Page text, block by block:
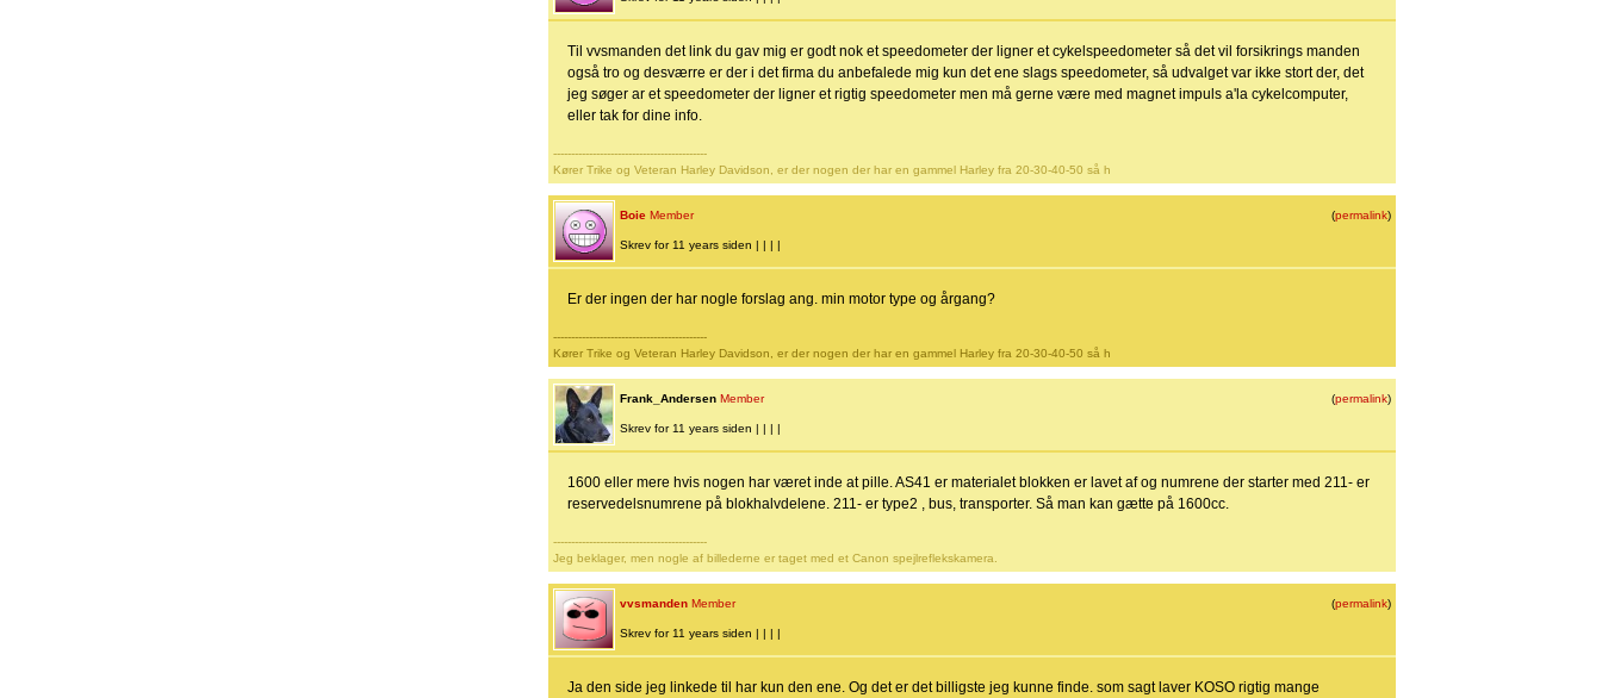
Til vvsmanden det link du gav mig er godt nok et speedometer der ligner et cykelspeedometer så det vil forsikrings manden
også tro og desværre er der i det firma du anbefalede mig kun det ene slags speedometer, så udvalget var ikke stort der, det
jeg søger ar et speedometer der ligner et rigtig speedometer men må gerne være med magnet impuls a'la cykelcomputer,
eller tak for dine info.
-------------------------------------------
Kører Trike og Veteran Harley Davidson, er der nogen der har en gammel Harley fra 20-30-40-50 så h
(permalink)
Boie Member
Skrev for 11 years siden | | | |
Er der ingen der har nogle forslag ang. min motor type og årgang?
-------------------------------------------
Kører Trike og Veteran Harley Davidson, er der nogen der har en gammel Harley fra 20-30-40-50 så h
(permalink)
Frank_Andersen Member
Skrev for 11 years siden | | | |
1600 eller mere hvis nogen har været inde at pille. AS41 er materialet blokken er lavet af og numrene der starter med 211- er
reservedelsnumrene på blokhalvdelene. 211- er type2 , bus, transporter. Så man kan gætte på 1600cc.
-------------------------------------------
Jeg beklager, men nogle af billederne er taget med et Canon spejlreflekskamera.
(permalink)
vvsmanden Member
Skrev for 11 years siden | | | |
Ja den side jeg linkede til har kun den ene. Og det er det billigste jeg kunne finde. som sagt laver KOSO rigtig mange